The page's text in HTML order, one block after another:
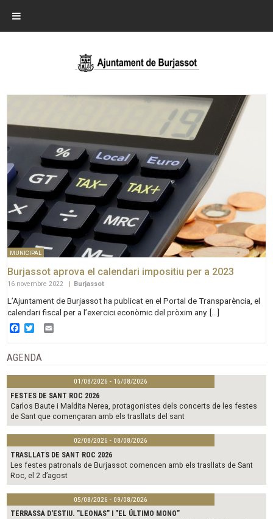
MUNICIPAL
Burjassot aprova el calendari impositiu per a 2023
16 novembre 2022 Burjassot
L’Ajuntament de Burjassot ha publicat en el Portal de Transparència, el
calendari fiscal per a l’exercici econòmic del pròxim any. […]
Facebook
Twitter
AGENDA
01/08/2026 - 16/08/2026
FESTES DE SANT ROC 2026
Carlos Baute i Maldita Nerea, protagonistes dels concerts de les festes
de Sant que començaran amb els trasllats del sant
02/08/2026 - 08/08/2026
TRASLLATS DE SANT ROC 2026
Les festes patronals de Burjassot comencen amb els trasllats de Sant
Roc, el 2 d’agost
05/08/2026 - 09/08/2026
TERRASSA D'ESTIU. "LEONAS" I "EL ÚLTIMO MONO"